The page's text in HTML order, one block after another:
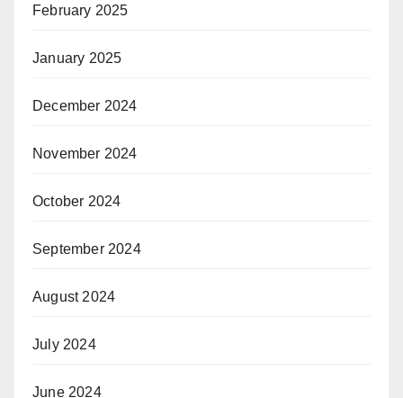
February 2025
January 2025
December 2024
November 2024
October 2024
September 2024
August 2024
July 2024
June 2024